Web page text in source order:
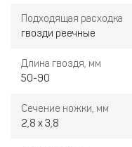
носика нейлера,
спусковой крючок.
однократное нажатие
Подходящая расходка
гвозди реечные
Длина гвоздя, мм
50-90
Сечение ножки, мм
2,8 x 3,8